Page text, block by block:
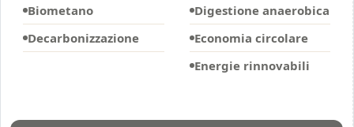
Biometano
Decarbonizzazione
Digestione anaerobica
Economia circolare
Energie rinnovabili